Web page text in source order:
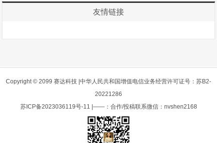
友情链接
Copyright © 2099 赛达科技 |中华人民共和国增值电信业务经营许可证号：苏B2-
20221286
苏ICP备2023036119号-11 |——：合作/投稿联系微信：nvshen2168